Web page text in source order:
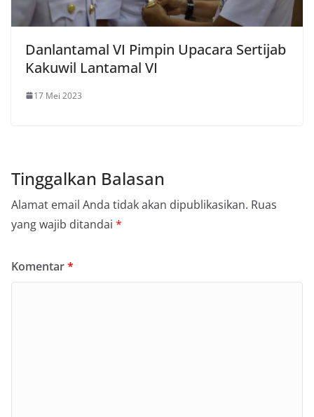
Danlantamal VI Pimpin Upacara Sertijab
Kakuwil Lantamal VI
17 Mei 2023
Tinggalkan Balasan
Alamat email Anda tidak akan dipublikasikan. Ruas
yang wajib ditandai *
Komentar*